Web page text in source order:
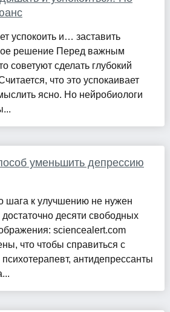
успокоить и… заставить
решение Перед важным
советуют сделать глубокий
что это успокаивает
ясно. Но нейробиологи
уменьшить депрессию
шага к улучшению не нужен
достаточно десяти свободных
sciencealert.com
что чтобы справиться с
антидепрессанты